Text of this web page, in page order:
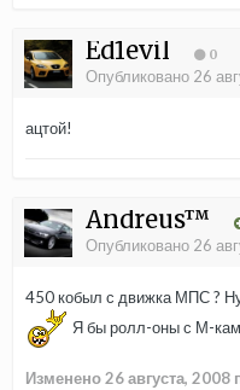
Ed1evil 0
Опубликовано 26
ацтой!
Andreus™
Опубликовано 26
450 кобыл с движка МПС ?
Я бы ролл-оны с М-
Изменено26 августа, 2008